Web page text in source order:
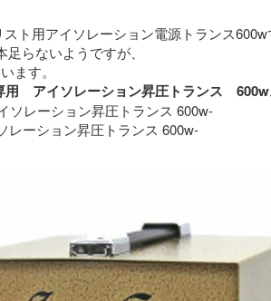
ト用アイソレーション電源トランス
らないようですが、
　アイソレーション昇圧トランス　
レーション昇圧トランス 600w-